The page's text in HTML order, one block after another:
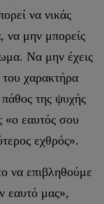
να νικάς
να μην μπορείς
Να μην έχεις
χαρακτήρα
της ψυχής
εαυτός σου
εχθρός».
να επιβληθούμε
εαυτό μας»,